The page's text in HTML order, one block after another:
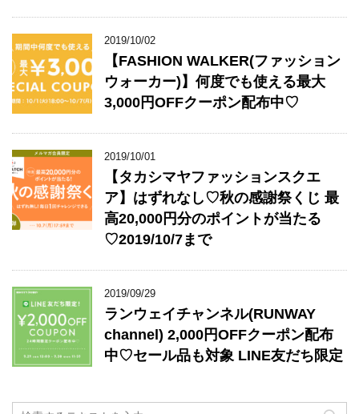
2019/10/02
【FASHION WALKER(ファッション
ウォーカー)】何度でも使える最大
3,000円OFFクーポン配布中♡
2019/10/01
【タカシマヤファッションスクエ
ア】はずれなし♡秋の感謝祭くじ 最
高20,000円分のポイントが当たる
♡2019/10/7まで
2019/09/29
ランウェイチャンネル(RUNWAY
channel) 2,000円OFFクーポン配布
中♡セール品も対象 LINE友だち限定